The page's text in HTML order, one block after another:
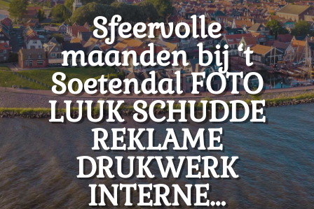
Sfeervolle
maanden bij ‘t
Soetendal FOTO
LUUK SCHUDDE
REKLAME
DRUKWERK
INTERNE…